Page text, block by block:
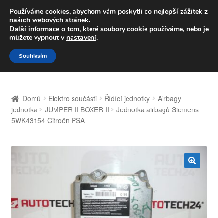
DOPRAVA od 139,-Kč
Volejte po-pá 9-16 704 494 494
Přeskočit
na
navigaci
Přejít
k
obsahu
Celosvětová doprava
Můj účet
Domů Elektro součásti Řídící jednotky
Airbagy
jednotka
JUMPER II BOXER II
Jednotka airbagů Siemens
5WK43154 Citroën PSA
Používáme cookies, abychom vám poskytli co nejlepší zážitek z
našich webových stránek.
Další informace o tom, které soubory cookie používáme, nebo je
můžete vypnout v nastavení.
Souhlasím